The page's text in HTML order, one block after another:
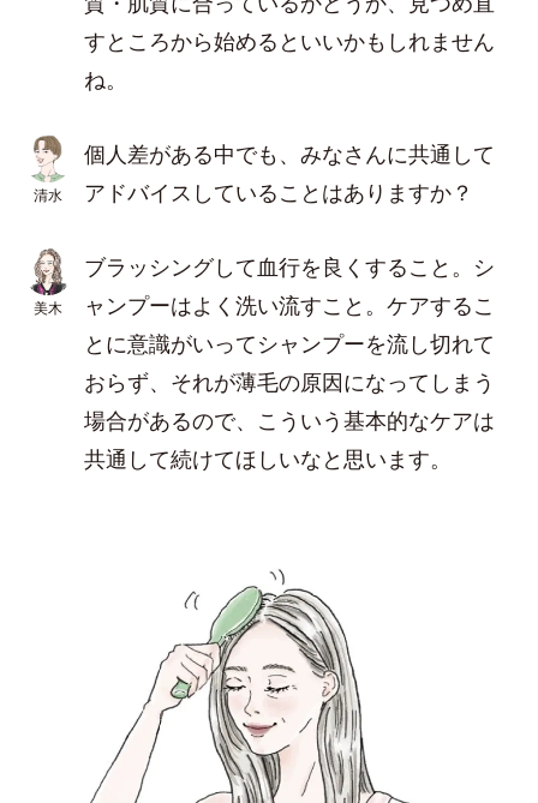
すところから始めるといいかもしれません
ね。
清水
個人差がある中でも、みなさんに共通して
アドバイスしていることはありますか？
美木
ブラッシングして血行を良くすること。シ
ャンプーはよく洗い流すこと。ケアするこ
とに意識がいってシャンプーを流し切れて
おらず、それが薄毛の原因になってしまう
場合があるので、こういう基本的なケアは
共通して続けてほしいなと思います。